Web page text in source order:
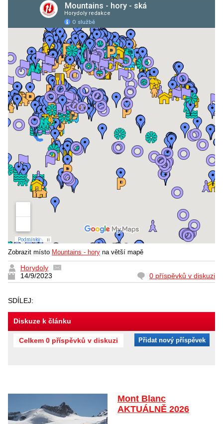
Zobrazit místo Mountains - hory na větší mapě
Horydoly
14/9/2023
0 příspěvků v diskuzi
SDÍLEJ:
Diskuze k článku
Celkem 0 příspěvků v diskuzi Přidat nový příspěvek
Mont Blanc
AKTUÁLNĚ 2026